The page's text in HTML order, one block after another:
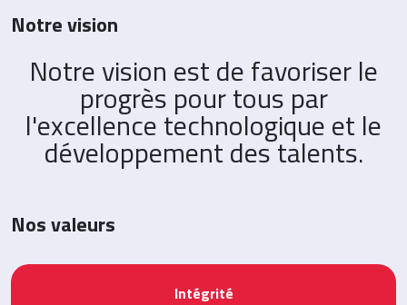
Notre vision
Notre vision est de favoriser le
progrès pour tous par
l'excellence technologique et le
développement des talents.
Nos valeurs
Intégrité